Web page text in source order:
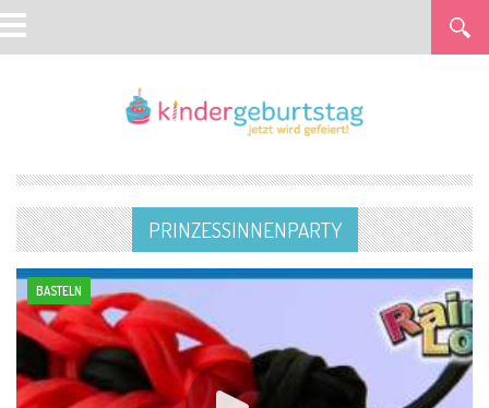
PRINZESSINNENPARTY
BASTELN